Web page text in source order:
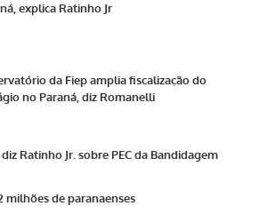
explica Ratinho Jr
da Fiep amplia fiscalização do
no Paraná, diz Romanelli
Ratinho Jr. sobre PEC da Bandidagem
milhões de paranaenses